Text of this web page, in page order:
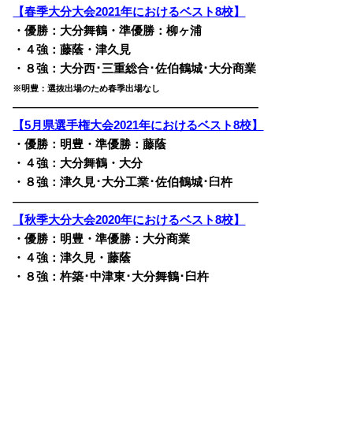
【春季大分大会2021年におけるベスト8校】
・優勝：大分舞鶴・準優勝：柳ヶ浦
・４強：藤蔭・津久見
・８強：大分西･三重総合･佐伯鶴城･大分商業
※明豊：選抜出場のため春季出場なし
————————————————————————
【5月県選手権大会2021年におけるベスト8校】
・優勝：明豊・準優勝：藤蔭
・４強：大分舞鶴・大分
・８強：津久見･大分工業･佐伯鶴城･臼杵
————————————————————————
【秋季大分大会2020年におけるベスト8校】
・優勝：明豊・準優勝：大分商業
・４強：津久見・藤蔭
・８強：杵築･中津東･大分舞鶴･臼杵